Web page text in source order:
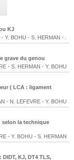
KJ
- Y. BOHU - S. HERMAN -
grave du genou
- S. HERMAN - Y. BOHU
( LCA : ligament
- N. LEFEVRE - Y. BOHU
selon la technique
- Y. BOHU - S. HERMAN
KJ, DT4 TLS,